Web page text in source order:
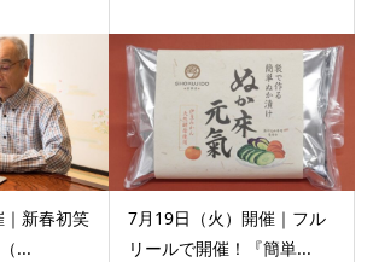
｜新春初笑
...
7月19日（火）開催｜フル
リールで開催！『簡単...